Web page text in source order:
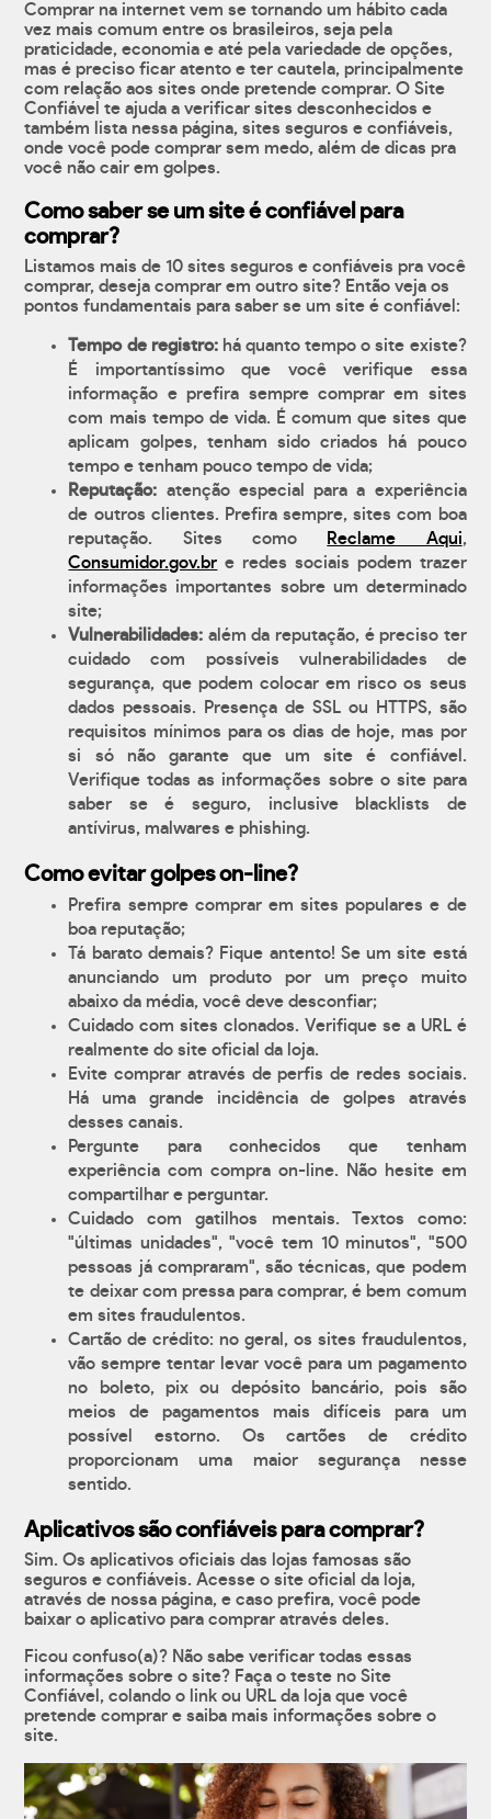
Comprar na internet vem se tornando um hábito cada
vez mais comum entre os brasileiros, seja pela
praticidade, economia e até pela variedade de opções,
mas é preciso ficar atento e ter cautela, principalmente
com relação aos sites onde pretende comprar. O Site
Confiável te ajuda a verificar sites desconhecidos e
também lista nessa página, sites seguros e confiáveis,
onde você pode comprar sem medo, além de dicas pra
você não cair em golpes.
Como saber se um site é confiável para
comprar?
Listamos mais de 10 sites seguros e confiáveis pra você
comprar, deseja comprar em outro site? Então veja os
pontos fundamentais para saber se um site é confiável:
Tempo de registro:há quanto tempo o site existe?
É importantíssimo que você verifique essa
informação e prefira sempre comprar em sites
com mais tempo de vida. É comum que sites que
aplicam golpes, tenham sido criados há pouco
tempo e tenham pouco tempo de vida;
Reputação: atenção especial para a experiência
de outros clientes. Prefira sempre, sites com boa
reputação. Sites como
Reclame Aqui,
Consumidor.gov.br e redes sociais podem trazer
informações importantes sobre um determinado
site;
Vulnerabilidades: além da reputação, é preciso ter
cuidado com possíveis vulnerabilidades de
segurança, que podem colocar em risco os seus
dados pessoais. Presença de SSL ou HTTPS, são
requisitos mínimos para os dias de hoje, mas por
si só não garante que um site é confiável.
Verifique todas as informações sobre o site para
saber se é seguro, inclusive blacklists de
antívirus, malwares e phishing.
Como evitar golpes on-line?
Prefira sempre comprar em sites populares e de
boa reputação;
Tá barato demais? Fique antento! Se um site está
anunciando um produto por um preço muito
abaixo da média, você deve desconfiar;
Cuidado com sites clonados. Verifique se a URL é
realmente do site oficial da loja.
Evite comprar através de perfis de redes sociais.
Há uma grande incidência de golpes através
desses canais.
Pergunte para conhecidos que tenham
experiência com compra on-line. Não hesite em
compartilhar e perguntar.
Cuidado com gatilhos mentais. Textos como:
"últimas unidades", "você tem 10 minutos", "500
pessoas já compraram", são técnicas, que podem
te deixar com pressa para comprar, é bem comum
em sites fraudulentos.
Cartão de crédito: no geral, os sites fraudulentos,
vão sempre tentar levar você para um pagamento
no boleto, pix ou depósito bancário, pois são
meios de pagamentos mais difíceis para um
possível estorno. Os cartões de crédito
proporcionam uma maior segurança nesse
sentido.
Aplicativos são confiáveis para comprar?
Sim. Os aplicativos oficiais das lojas famosas são
seguros e confiáveis. Acesse o site oficial da loja,
através de nossa página, e caso prefira, você pode
baixar o aplicativo para comprar através deles.
Ficou confuso(a)? Não sabe verificar todas essas
informações sobre o site? Faça o teste no Site
Confiável, colando o link ou URL da loja que você
pretende comprar e saiba mais informações sobre o
site.